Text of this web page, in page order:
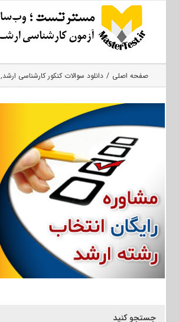
صفحه اصلی دانلود سوالات کنکور کارشناسی ارشد
جستجو کنید